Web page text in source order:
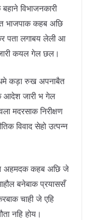
विभाजनकारी
भाजपाक कहब अछि
पता लगाबय लेली आ
कयल गेल छल।
कड़ा रुख अपनाबैत
आदेश जारी भ गेल
मदरसाक निरीक्षण
विवाद सेहो उत्पन्न
अहमदक कहब अछि जे
बनेबाक प्रयाससँ
चाही जे एहि
नहि होय।